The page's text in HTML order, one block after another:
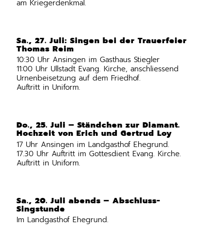
am Kriegerdenkmal.
Sa., 27. Juli: Singen bei der Trauerfeier
Thomas Reim
10:30 Uhr Ansingen im Gasthaus Stiegler
11:00 Uhr Ullstadt Evang. Kirche, anschliessend
Urnenbeisetzung auf dem Friedhof.
Auftritt in Uniform.
Do., 25. Juli – Ständchen zur Diamant.
Hochzeit von Erich und Gertrud Loy
17 Uhr Ansingen im Landgasthof Ehegrund.
17.30 Uhr Auftritt im Gottesdient Evang. Kirche.
Auftritt in Uniform.
Sa., 20. Juli abends – Abschluss-
Singstunde
Im Landgasthof Ehegrund.